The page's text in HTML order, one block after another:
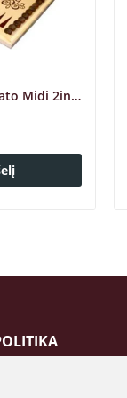
Šaškės nardai Amato Midi 2in1 50x50cm